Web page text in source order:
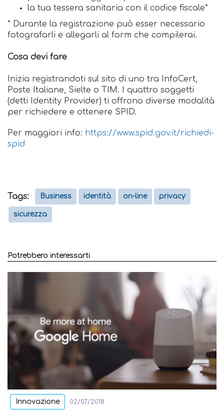
la tua tessera sanitaria con il codice fiscale*
* Durante la registrazione può esser necessario
fotografarli e allegarli al form che compilerai.
Cosa devi fare
Inizia registrandoti sul sito di uno tra InfoCert,
Poste Italiane, Sielte o TIM. I quattro soggetti
(detti Identity Provider) ti offrono diverse modalità
per richiedere e ottenere SPID.
Per maggiori info: https://www.spid.gov.it/richiedi-
spid
Tags: Business identità on-line privacy
sicurezza
Potrebbero interessarti
Innovazione 02/07/2018